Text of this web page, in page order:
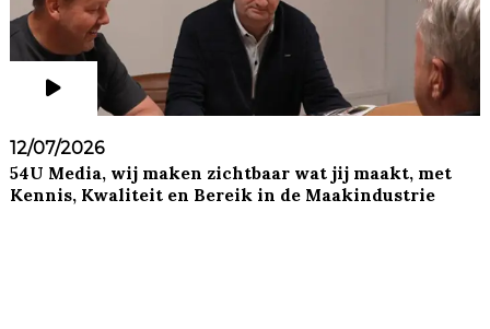
12/07/2026
54U Media, wij maken zichtbaar wat jij maakt, met
Kennis, Kwaliteit en Bereik in de Maakindustrie